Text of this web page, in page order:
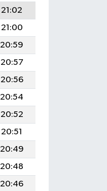
21:02
21:00
20:59
20:57
20:56
20:54
20:52
20:51
20:49
20:48
20:46